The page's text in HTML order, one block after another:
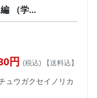
（学...
円 (税込) 【送料込】
ュウガクセイノリカ